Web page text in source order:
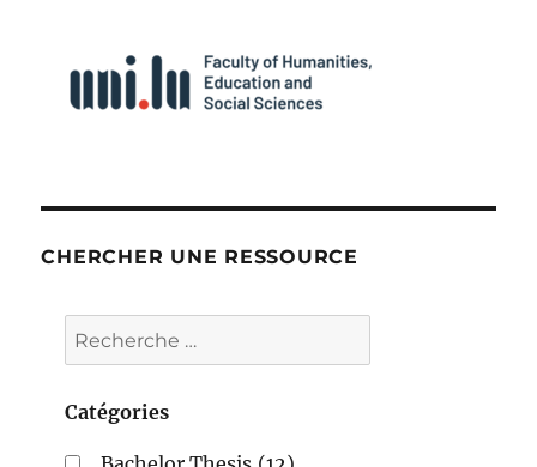
CHERCHER UNE RESSOURCE
Catégories